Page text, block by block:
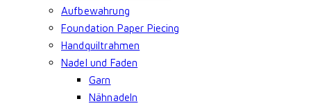
Aufbewahrung
Foundation Paper Piecing
Handquiltrahmen
Nadel und Faden
Garn
Nähnadeln